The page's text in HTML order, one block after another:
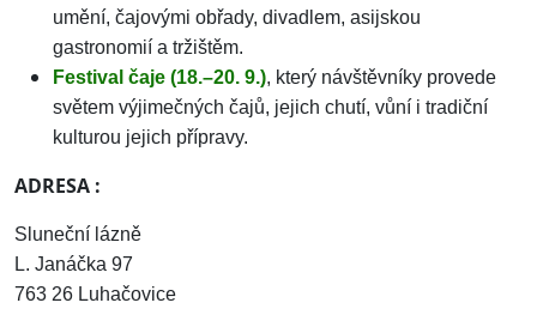
umění, čajovými obřady, divadlem, asijskou
gastronomií a tržištěm.
Festival čaje (18.–20. 9.), který návštěvníky provede
světem výjimečných čajů, jejich chutí, vůní i tradiční
kulturou jejich přípravy.
ADRESA :
Sluneční lázně
L. Janáčka 97
763 26 Luhačovice